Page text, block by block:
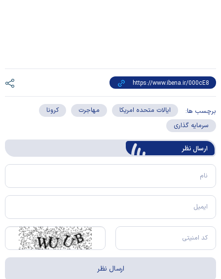
برچسب ها: ایالات متحده امریکا مهاجرت
کرونا
سرمایه گذاری
ارسال‌ نظر